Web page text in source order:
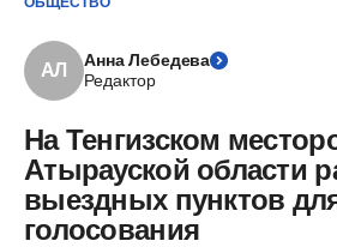
АЛ
Анна Лебедева
Редактор
На Тенгизском
Атырауской области
выездных пунктов
голосования